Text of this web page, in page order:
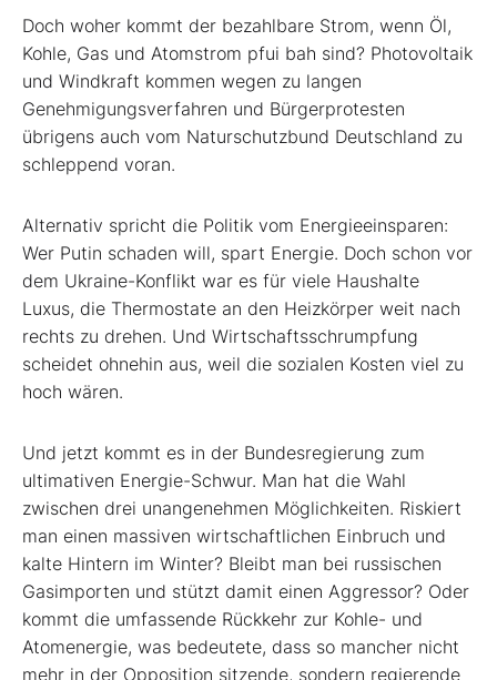
Doch woher kommt der bezahlbare Strom, wenn Öl,
Kohle, Gas und Atomstrom pfui bah sind? Photovoltaik
und Windkraft kommen wegen zu langen
Genehmigungsverfahren und Bürgerprotesten
übrigens auch vom Naturschutzbund Deutschland zu
schleppend voran.
Alternativ spricht die Politik vom Energieeinsparen:
Wer Putin schaden will, spart Energie. Doch schon vor
dem Ukraine-Konflikt war es für viele Haushalte
Luxus, die Thermostate an den Heizkörper weit nach
rechts zu drehen. Und Wirtschaftsschrumpfung
scheidet ohnehin aus, weil die sozialen Kosten viel zu
hoch wären.
Und jetzt kommt es in der Bundesregierung zum
ultimativen Energie-Schwur. Man hat die Wahl
zwischen drei unangenehmen Möglichkeiten. Riskiert
man einen massiven wirtschaftlichen Einbruch und
kalte Hintern im Winter? Bleibt man bei russischen
Gasimporten und stützt damit einen Aggressor? Oder
kommt die umfassende Rückkehr zur Kohle- und
Atomenergie, was bedeutete, dass so mancher nicht
mehr in der Opposition sitzende, sondern regierende